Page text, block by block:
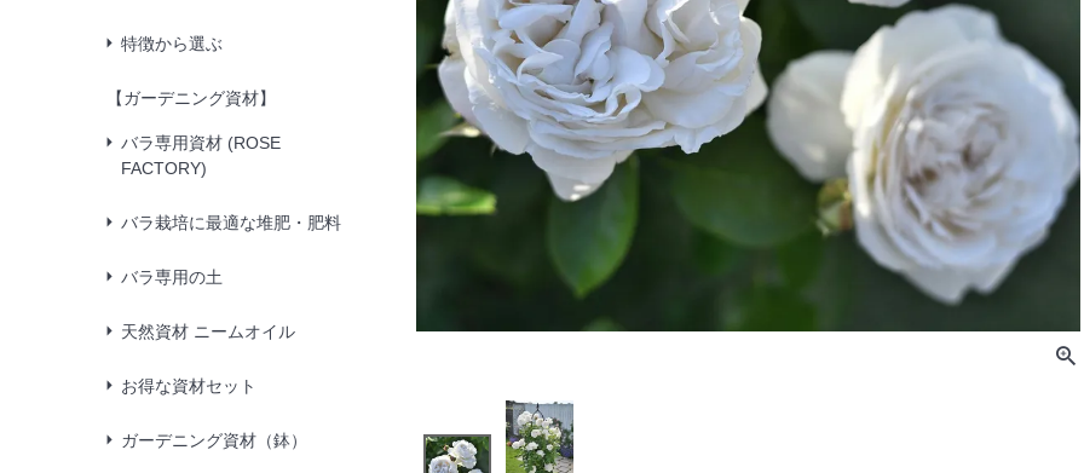
特徴から選ぶ
【ガーデニング資材】
バラ専用資材 (ROSE
FACTORY)
バラ栽培に最適な堆肥・肥料
バラ専用の土
天然資材 ニームオイル
お得な資材セット
ガーデニング資材（鉢）